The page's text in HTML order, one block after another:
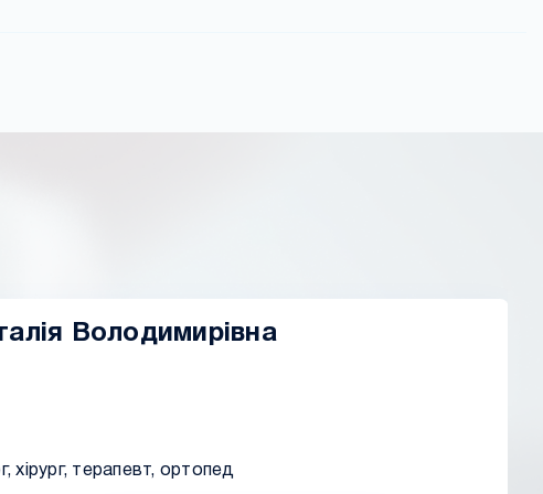
Володимирівна
хірург, терапевт, ортопед